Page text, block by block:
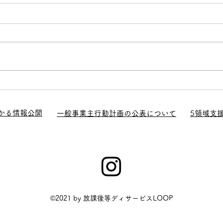
LOOP通信（令和7年7月号）
【お
が
る情報公開 一般事業主行動計画の公表について 5領域支
©2021 by 放課後等ディサービスLOOP